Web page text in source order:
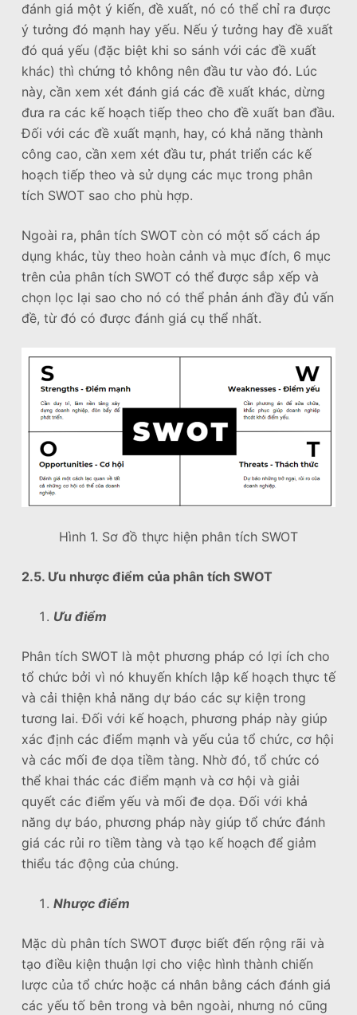
đánh giá một ý kiến, đề xuất, nó có thể chỉ ra được
ý tưởng đó mạnh hay yếu. Nếu ý tưởng hay đề xuất
đó quá yếu (đặc biệt khi so sánh với các đề xuất
khác) thì chứng tỏ không nên đầu tư vào đó. Lúc
này, cần xem xét đánh giá các đề xuất khác, dừng
đưa ra các kế hoạch tiếp theo cho đề xuất ban đầu.
Đối với các đề xuất mạnh, hay, có khả năng thành
công cao, cần xem xét đầu tư, phát triển các kế
hoạch tiếp theo và sử dụng các mục trong phân
tích SWOT sao cho phù hợp.
Ngoài ra, phân tích SWOT còn có một số cách áp
dụng khác, tùy theo hoàn cảnh và mục đích, 6 mục
trên của phân tích SWOT có thể được sắp xếp và
chọn lọc lại sao cho nó có thể phản ánh đầy đủ vấn
đề, từ đó có được đánh giá cụ thể nhất.
Hình 1. Sơ đồ thực hiện phân tích SWOT
2.5. Ưu nhược điểm của phân tích SWOT
Ưu điểm
Phân tích SWOT là một phương pháp có lợi ích cho
tổ chức bởi vì nó khuyến khích lập kế hoạch thực tế
và cải thiện khả năng dự báo các sự kiện trong
tương lai. Đối với kế hoạch, phương pháp này giúp
xác định các điểm mạnh và yếu của tổ chức, cơ hội
và các mối đe dọa tiềm tàng. Nhờ đó, tổ chức có
thể khai thác các điểm mạnh và cơ hội và giải
quyết các điểm yếu và mối đe dọa. Đối với khả
năng dự báo, phương pháp này giúp tổ chức đánh
giá các rủi ro tiềm tàng và tạo kế hoạch để giảm
thiểu tác động của chúng.
Nhược điểm
Mặc dù phân tích SWOT được biết đến rộng rãi và
tạo điều kiện thuận lợi cho việc hình thành chiến
lược của tổ chức hoặc cá nhân bằng cách đánh giá
các yếu tố bên trong và bên ngoài, nhưng nó cũng